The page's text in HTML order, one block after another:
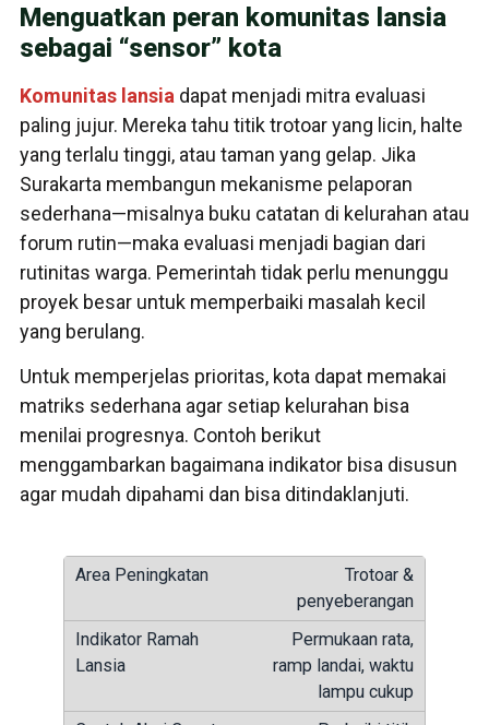
Menguatkan peran komunitas lansia
sebagai “sensor” kota
Komunitas lansia dapat menjadi mitra evaluasi
paling jujur. Mereka tahu titik trotoar yang licin, halte
yang terlalu tinggi, atau taman yang gelap. Jika
Surakarta membangun mekanisme pelaporan
sederhana—misalnya buku catatan di kelurahan atau
forum rutin—maka evaluasi menjadi bagian dari
rutinitas warga. Pemerintah tidak perlu menunggu
proyek besar untuk memperbaiki masalah kecil
yang berulang.
Untuk memperjelas prioritas, kota dapat memakai
matriks sederhana agar setiap kelurahan bisa
menilai progresnya. Contoh berikut
menggambarkan bagaimana indikator bisa disusun
agar mudah dipahami dan bisa ditindaklanjuti.
Trotoar &
penyeberangan
Permukaan rata,
ramp landai, waktu
lampu cukup